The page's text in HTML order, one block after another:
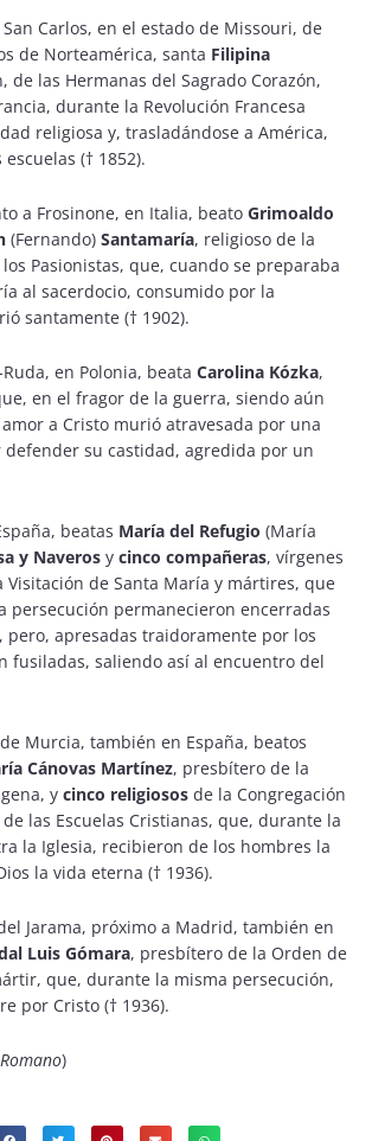
Carlos, en el estado de Missouri, de
de Norteamérica, santa Filipina
de las Hermanas del Sagrado Corazón,
durante la Revolución Francesa
religiosa y, trasladándose a América,
(† 1852).
a Frosinone, en Italia, beato Grimoaldo
(Fernando) Santamaría, religioso de la
Pasionistas, que, cuando se preparaba
al sacerdocio, consumido por la
santamente († 1902).
en Polonia, beata Carolina Kózka,
en el fragor de la guerra, siendo aún
a Cristo murió atravesada por una
su castidad, agredida por un
beatas María del Refugio (María
y Naveros y cinco compañeras, vírgenes
Visitación de Santa María y mártires, que
persecución permanecieron encerradas
pero, apresadas traidoramente por los
fusiladas, saliendo así al encuentro del
Murcia, también en España, beatos
Cánovas Martínez, presbítero de la
y cinco religiosos de la Congregación
las Escuelas Cristianas, que, durante la
la Iglesia, recibieron de los hombres la
la vida eterna († 1936).
Jarama, próximo a Madrid, también en
Luis Gómara, presbítero de la Orden de
que, durante la misma persecución,
por Cristo († 1936).
)